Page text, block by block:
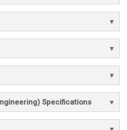
Specifications